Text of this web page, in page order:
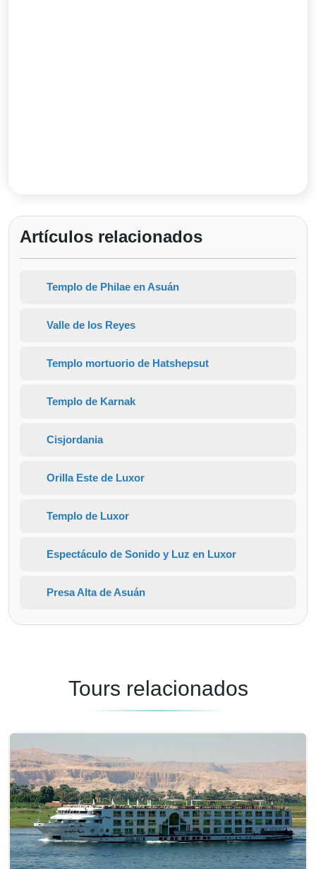
Artículos relacionados
Templo de Philae en Asuán
Valle de los Reyes
Templo mortuorio de Hatshepsut
Templo de Karnak
Cisjordania
Orilla Este de Luxor
Templo de Luxor
Espectáculo de Sonido y Luz en Luxor
Presa Alta de Asuán
Tours relacionados